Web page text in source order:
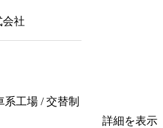
会社
工場 / 交替制
詳細を表示